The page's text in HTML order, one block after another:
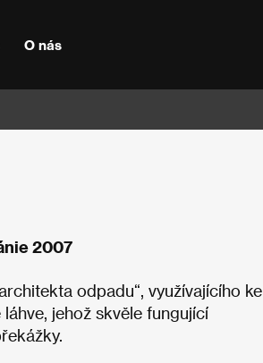
O nás
2007
odpadu“, využívajícího ke
jehož skvěle fungující